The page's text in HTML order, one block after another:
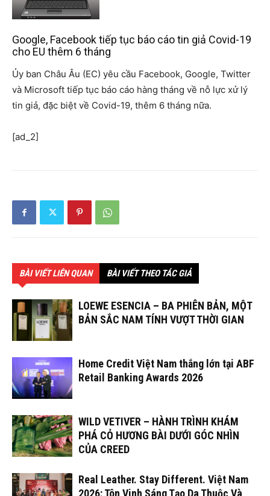
Google, Facebook tiếp tục báo cáo tin giả Covid-19
cho EU thêm 6 tháng
Ủy ban Châu Âu (EC) yêu cầu Facebook, Google, Twitter
và Microsoft tiếp tục báo cáo hàng tháng về nỗ lực xử lý
tin giả, đặc biệt về Covid-19, thêm 6 tháng nữa.
[ad_2]
BÀI VIẾT LIÊN QUAN BÀI VIẾT THEO TÁC GIẢ
LOEWE ESENCIA – BA PHIÊN BẢN, MỘT
BẢN SẮC NAM TÍNH VƯỢT THỜI GIAN
Home Credit Việt Nam thắng lớn tại ABF
Retail Banking Awards 2026
WILD VETIVER – HÀNH TRÌNH KHÁM
PHÁ CỎ HƯƠNG BÀI DƯỚI GÓC NHÌN
CỦA CREED
Real Leather. Stay Different. Việt Nam
2026: Tôn Vinh Sáng Tạo Da Thuộc Và